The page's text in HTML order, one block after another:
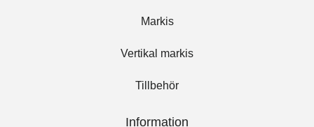
Markis
Vertikal markis
Tillbehör
Information